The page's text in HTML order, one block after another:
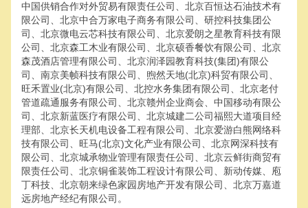
中国供销合作对外贸易有限责任公司、北京百恒达石油技术有
限公司、北京中合万家电子商务有限公司、研控科技集团公
司、北京微电云芯科技有限公司、北京爱朗之星教育科技有限
公司、北京森工木业有限公司、北京硕香餐饮有限公司、北京
森茂酒店管理有限公司、北京润泽园教育科技(集团)有限公
司、南京美帧科技有限公司、煦然天地(北京)科贸有限公司、
旺禾置业(北京)有限公司、北控水务集团有限公司、北京老付
管道疏通服务有限公司、北京赣州企业商会、中国移动有限公
司、北京新蓝医疗有限公司、北京城建二公司福熙大道项目经
理部、北京长天机电设备工程有限公司、北京爱游白熊网络科
技有限公司、旺马(北京)文化产业有限公司、北京网深科技有
限公司、北京城承物业管理有限责任公司、北京云鲜街商贸有
限责任公司、北京铜雀装饰工程设计有限公司、新动传媒、庖
丁科技、北京朝来绿色家园房地产开发有限公司、北京万嘉道
远房地产经纪有限公司。